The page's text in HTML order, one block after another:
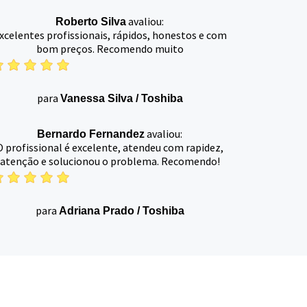
Roberto Silvaavaliou:
profissionais, rápidos, honestos e com
bom preços. Recomendo muito
para Vanessa Silva/Toshiba
Bernardo Fernandezavaliou:
profissional é excelente, atendeu com rapidez,
atenção e solucionou o problema. Recomendo!
para Adriana Prado/Toshiba